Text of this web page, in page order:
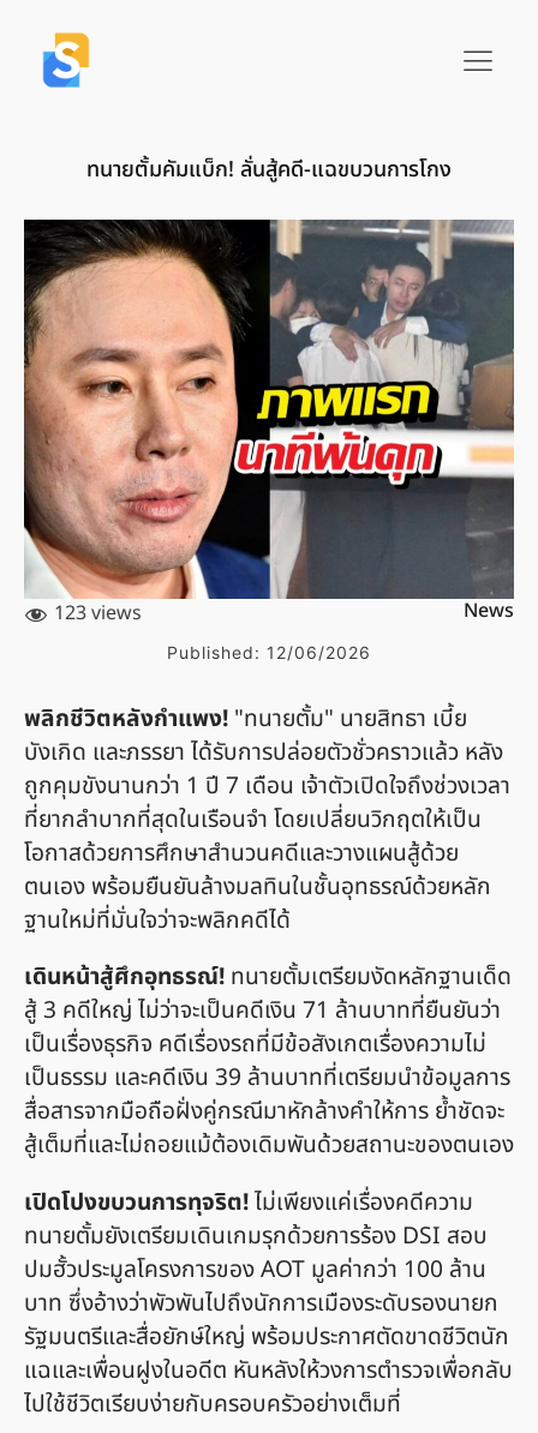
ทนายตั้มคัมแบ็ก! ลั่นสู้คดี-แฉขบวนการโกง
123 views News
Published: 12/06/2026
พลิกชีวิตหลังกำแพง! "ทนายตั้ม" นายสิทธา เบี้ย
บังเกิด และภรรยา ได้รับการปล่อยตัวชั่วคราวแล้ว หลัง
ถูกคุมขังนานกว่า 1 ปี 7 เดือน เจ้าตัวเปิดใจถึงช่วงเวลา
ที่ยากลำบากที่สุดในเรือนจำ โดยเปลี่ยนวิกฤตให้เป็น
โอกาสด้วยการศึกษาสำนวนคดีและวางแผนสู้ด้วย
ตนเอง พร้อมยืนยันล้างมลทินในชั้นอุทธรณ์ด้วยหลัก
ฐานใหม่ที่มั่นใจว่าจะพลิกคดีได้
เดินหน้าสู้ศึกอุทธรณ์! ทนายตั้มเตรียมงัดหลักฐานเด็ด
สู้ 3 คดีใหญ่ ไม่ว่าจะเป็นคดีเงิน 71 ล้านบาทที่ยืนยันว่า
เป็นเรื่องธุรกิจ คดีเรื่องรถที่มีข้อสังเกตเรื่องความไม่
เป็นธรรม และคดีเงิน 39 ล้านบาทที่เตรียมนำข้อมูลการ
สื่อสารจากมือถือฝั่งคู่กรณีมาหักล้างคำให้การ ย้ำชัดจะ
สู้เต็มที่และไม่ถอยแม้ต้องเดิมพันด้วยสถานะของตนเอง
เปิดโปงขบวนการทุจริต!ไม่เพียงแค่เรื่องคดีความ
ทนายตั้มยังเตรียมเดินเกมรุกด้วยการร้อง DSI สอบ
ปมฮั้วประมูลโครงการของ AOT มูลค่ากว่า 100 ล้าน
บาท ซึ่งอ้างว่าพัวพันไปถึงนักการเมืองระดับรองนายก
รัฐมนตรีและสื่อยักษ์ใหญ่ พร้อมประกาศตัดขาดชีวิตนัก
แฉและเพื่อนฝูงในอดีต หันหลังให้วงการตำรวจเพื่อกลับ
ไปใช้ชีวิตเรียบง่ายกับครอบครัวอย่างเต็มที่